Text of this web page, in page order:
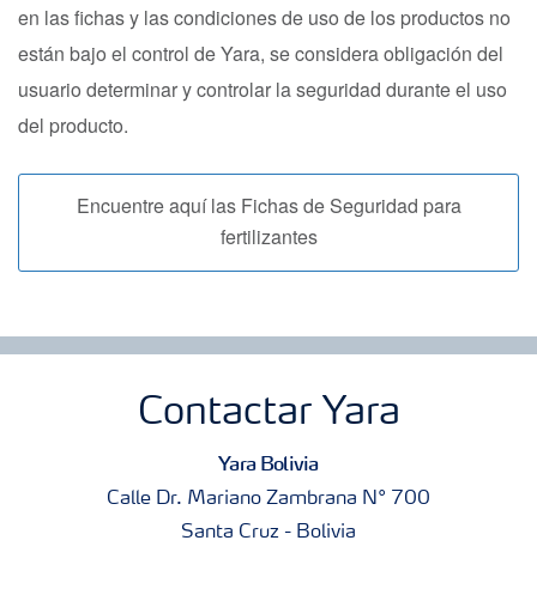
en las fichas y las condiciones de uso de los productos no
están bajo el control de Yara, se considera obligación del
usuario determinar y controlar la seguridad durante el uso
del producto.
Encuentre aquí las Fichas de Seguridad para
fertilizantes
Contactar Yara
Yara Bolivia
Calle Dr. Mariano Zambrana N° 700
Santa Cruz - Bolivia